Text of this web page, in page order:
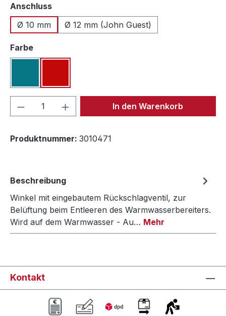
Anschlussauswählen
Ø 10 mm
Ø 12 mm (John Guest)
Farbeauswählen
Produkt Anzahl: Gib denIn den Warenkorb
Produktnummer: 3010471
Beschreibung
Winkel mit eingebautem Rückschlagventil, zur
Belüftung beim Entleeren des Warmwasserbereiters.
Wird auf dem Warmwasser - Au… Mehr
Kontakt